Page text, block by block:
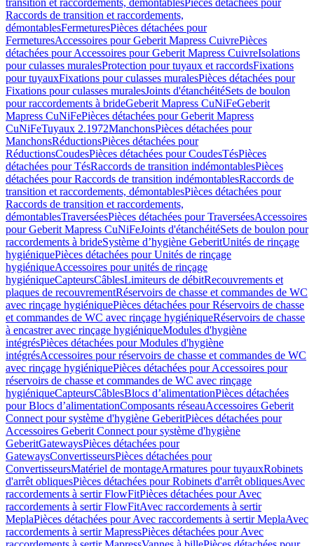
transition et raccordements, démontablesPièces détachées pour
Raccords de transition et raccordements,
démontablesFermeturesPièces détachées pour
FermeturesAccessoires pour Geberit Mapress CuivrePièces
détachées pour Accessoires pour Geberit Mapress CuivreIsolations
pour culasses muralesProtection pour tuyaux et raccordsFixations
pour tuyauxFixations pour culasses muralesPièces détachées pour
Fixations pour culasses muralesJoints d'étanchéitéSets de boulon
pour raccordements à brideGeberit Mapress CuNiFeGeberit
Mapress CuNiFePièces détachées pour Geberit Mapress
CuNiFeTuyaux 2.1972ManchonsPièces détachées pour
ManchonsRéductionsPièces détachées pour
RéductionsCoudesPièces détachées pour CoudesTésPièces
détachées pour TésRaccords de transition indémontablesPièces
détachées pour Raccords de transition indémontablesRaccords de
transition et raccordements, démontablesPièces détachées pour
Raccords de transition et raccordements,
démontablesTraverséesPièces détachées pour TraverséesAccessoires
pour Geberit Mapress CuNiFeJoints d'étanchéitéSets de boulon pour
raccordements à brideSystème d’hygiène GeberitUnités de rinçage
hygiéniquePièces détachées pour Unités de rinçage
hygiéniqueAccessoires pour unités de rinçage
hygiéniqueCapteursCâblesLimiteurs de débitRecouvrements et
plaques de recouvrementRéservoirs de chasse et commandes de WC
avec rinçage hygiéniquePièces détachées pour Réservoirs de chasse
et commandes de WC avec rinçage hygiéniqueRéservoirs de chasse
à encastrer avec rinçage hygiéniqueModules d'hygiène
intégrésPièces détachées pour Modules d'hygiène
intégrésAccessoires pour réservoirs de chasse et commandes de WC
avec rinçage hygiéniquePièces détachées pour Accessoires pour
réservoirs de chasse et commandes de WC avec rinçage
hygiéniqueCapteursCâblesBlocs d’alimentationPièces détachées
pour Blocs d’alimentationComposants réseauAccessoires Geberit
Connect pour système d'hygiène GeberitPièces détachées pour
Accessoires Geberit Connect pour système d'hygiène
GeberitGatewaysPièces détachées pour
GatewaysConvertisseursPièces détachées pour
ConvertisseursMatériel de montageArmatures pour tuyauxRobinets
d'arrêt obliquesPièces détachées pour Robinets d'arrêt obliquesAvec
raccordements à sertir FlowFitPièces détachées pour Avec
raccordements à sertir FlowFitAvec raccordements à sertir
MeplaPièces détachées pour Avec raccordements à sertir MeplaAvec
raccordements à sertir MapressPièces détachées pour Avec